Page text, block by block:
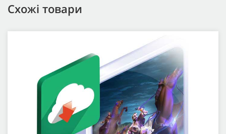
Схожі товари